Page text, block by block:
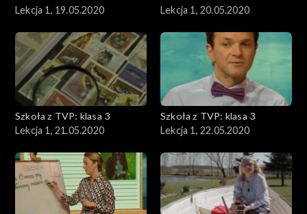
Lekcja 1, 19.05.2020
Lekcja 1, 20.05.2020
Szkoła z TVP: klasa 3
Lekcja 1, 21.05.2020
Szkoła z TVP: klasa 3
Lekcja 1, 22.05.2020